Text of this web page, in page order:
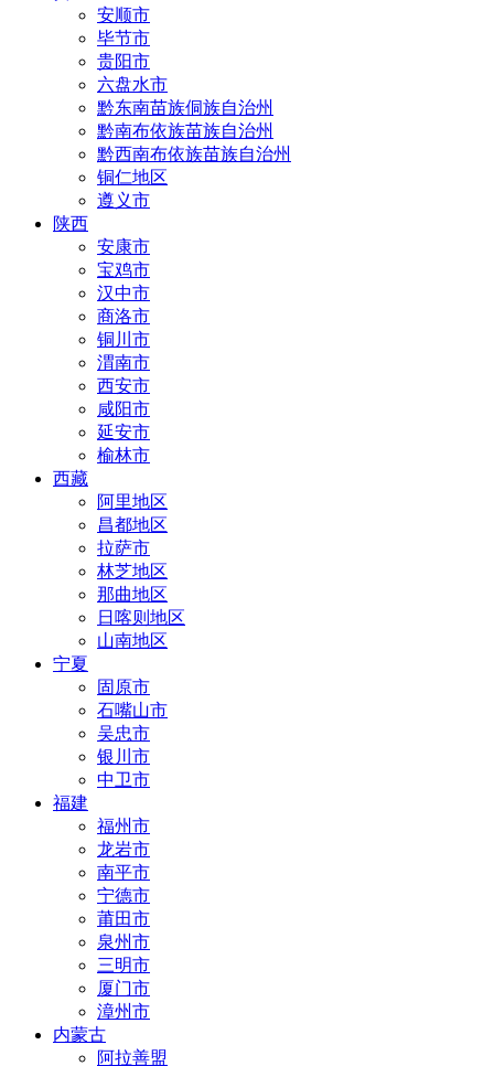
安顺市
毕节市
贵阳市
六盘水市
黔东南苗族侗族自治州
黔南布依族苗族自治州
黔西南布依族苗族自治州
铜仁地区
遵义市
陕西
安康市
宝鸡市
汉中市
商洛市
铜川市
渭南市
西安市
咸阳市
延安市
榆林市
西藏
阿里地区
昌都地区
拉萨市
林芝地区
那曲地区
日喀则地区
山南地区
宁夏
固原市
石嘴山市
吴忠市
银川市
中卫市
福建
福州市
龙岩市
南平市
宁德市
莆田市
泉州市
三明市
厦门市
漳州市
内蒙古
阿拉善盟